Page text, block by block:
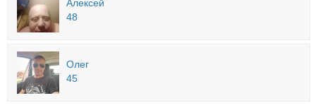
Алексей
48
Олег
45